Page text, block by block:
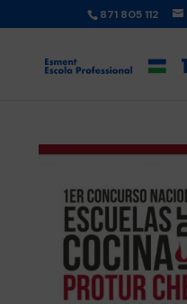
871 805 112